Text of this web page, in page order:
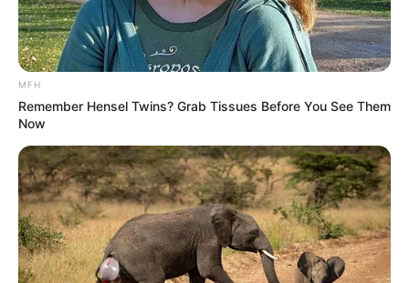
MFH
Remember Hensel Twins? Grab Tissues Before You See Them
Now